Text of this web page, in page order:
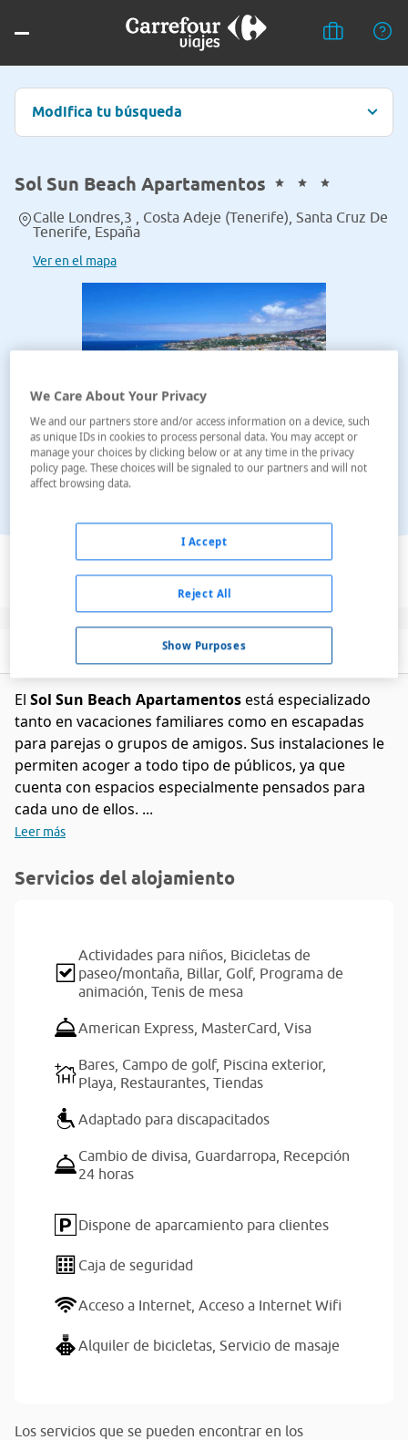
Modifica tu búsqueda
Sol Sun Beach Apartamentos
Calle Londres,3 , Costa Adeje (Tenerife), Santa Cruz De
Tenerife, España
Ver en el mapa
Ver en el mapa
Servicios
El Sol Sun Beach Apartamentosestá especializado
tanto en vacaciones familiares como en escapadas
para parejas o grupos de amigos. Sus instalaciones le
permiten acoger a todo tipo de públicos, ya que
cuenta con espacios especialmente pensados para
cada uno de ellos. ...
Leer más
Servicios del alojamiento
Actividades para niños, Bicicletas de
paseo/montaña, Billar, Golf, Programa de
animación, Tenis de mesa
American Express, MasterCard, Visa
Bares, Campo de golf, Piscina exterior,
Playa, Restaurantes, Tiendas
Adaptado para discapacitados
Cambio de divisa, Guardarropa, Recepción
24 horas
Dispone de aparcamiento para clientes
Caja de seguridad
Acceso a Internet, Acceso a Internet Wifi
Alquiler de bicicletas, Servicio de masaje
Los servicios que se pueden encontrar en los
We Care About Your Privacy
We and our partners store and/or access information on a device, such
as unique IDs in cookies to process personal data. You may accept or
manage your choices by clicking below or at any time in the privacy
policy page. These choices will be signaled to our partners and will not
affect browsing data.
Show Purposes
Reject All
I Accept